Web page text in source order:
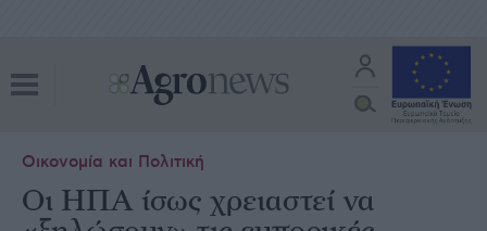
Οικονομία και Πολιτική
Oι ΗΠΑ ίσως χρειαστεί να